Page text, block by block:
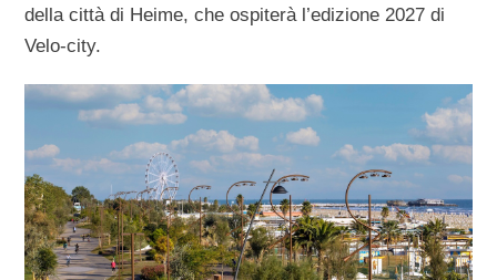
della città di Heime, che ospiterà l’edizione 2027 di
Velo-city.